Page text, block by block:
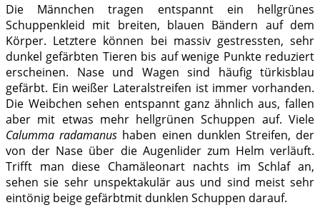
Die Männchen tragen entspannt ein hellgrünes
Schuppenkleid mit breiten, blauen Bändern auf dem
Körper. Letztere können bei massiv gestressten, sehr
dunkel gefärbten Tieren bis auf wenige Punkte reduziert
erscheinen. Nase und Wagen sind häufig türkisblau
gefärbt. Ein weißer Lateralstreifen ist immer vorhanden.
Die Weibchen sehen entspannt ganz ähnlich aus, fallen
aber mit etwas mehr hellgrünen Schuppen auf. Viele
Calumma radamanus haben einen dunklen Streifen, der
von der Nase über die Augenlider zum Helm verläuft.
Trifft man diese Chamäleonart nachts im Schlaf an,
sehen sie sehr unspektakulär aus und sind meist sehr
eintönig beige gefärbtmit dunklen Schuppen darauf.